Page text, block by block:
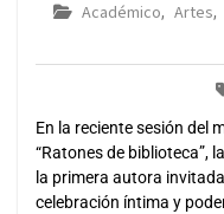
Académico, Artes,
En la reciente sesión del
“Ratones de biblioteca”,
la primera autora
celebración íntima y